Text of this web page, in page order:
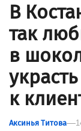
В
так
в
к
Аксинья Титова